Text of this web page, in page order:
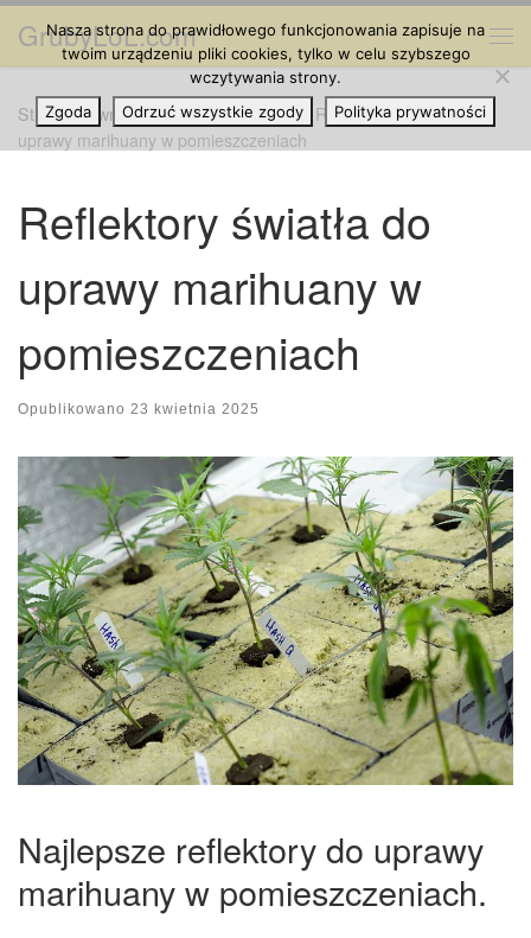
Przejdź do treści
GrubyLoL.com
Strona główna » Hodowla Marihuany » Reflektory światła do
uprawy marihuany w pomieszczeniach
Reflektory światła do
uprawy marihuany w
pomieszczeniach
Opublikowano 23 kwietnia 2025
Najlepsze reflektory do uprawy
marihuany w pomieszczeniach.
Nasza strona do prawidłowego funkcjonowania zapisuje na
twoim urządzeniu pliki cookies, tylko w celu szybszego
wczytywania strony.
Zgoda
Odrzuć wszystkie zgody Polityka prywatności